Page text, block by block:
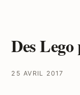
Des
25 AVRIL 2017